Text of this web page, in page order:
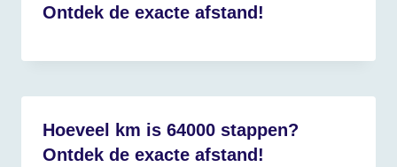
Ontdek de exacte afstand!
Hoeveel km is 64000 stappen?
Ontdek de exacte afstand!